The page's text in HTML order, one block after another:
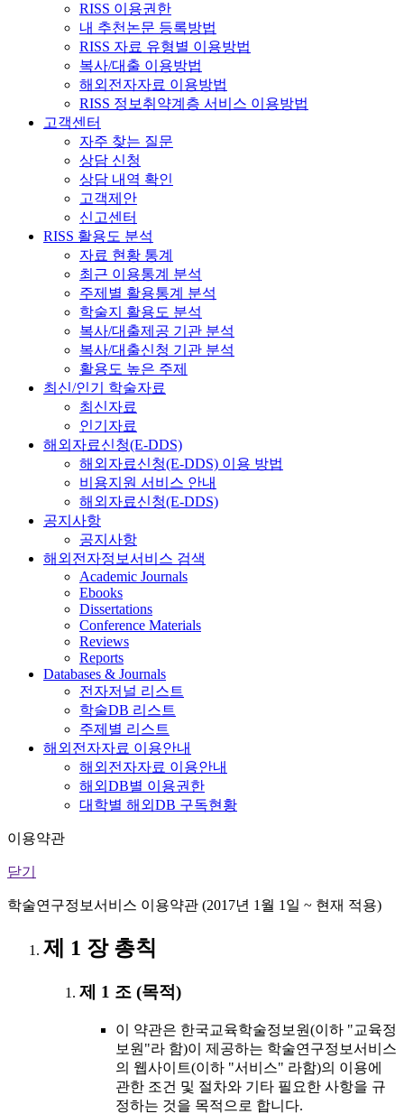
RISS 이용권한
내 추천논문 등록방법
RISS 자료 유형별 이용방법
복사/대출 이용방법
해외전자자료 이용방법
RISS 정보취약계층 서비스 이용방법
고객센터
자주 찾는 질문
상담 신청
상담 내역 확인
고객제안
신고센터
RISS 활용도 분석
자료 현황 통계
최근 이용통계 분석
주제별 활용통계 분석
학술지 활용도 분석
복사/대출제공 기관 분석
복사/대출신청 기관 분석
활용도 높은 주제
최신/인기 학술자료
최신자료
인기자료
해외자료신청(E-DDS)
해외자료신청(E-DDS) 이용 방법
비용지원 서비스 안내
해외자료신청(E-DDS)
공지사항
공지사항
해외전자정보서비스 검색
Academic Journals
Ebooks
Dissertations
Conference Materials
Reviews
Reports
Databases & Journals
전자저널 리스트
학술DB 리스트
주제별 리스트
해외전자자료 이용안내
해외전자자료 이용안내
해외DB별 이용권한
대학별 해외DB 구독현황
이용약관
닫기
학술연구정보서비스 이용약관 (2017년 1월 1일 ~ 현재 적용)
제 1 장 총칙
제 1 조 (목적)
이 약관은 한국교육학술정보원(이하 "교육정
보원"라 함)이 제공하는 학술연구정보서비스
의 웹사이트(이하 "서비스" 라함)의 이용에
관한 조건 및 절차와 기타 필요한 사항을 규
정하는 것을 목적으로 합니다.